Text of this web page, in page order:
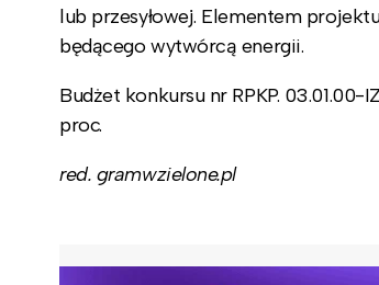
lub przesyłowej. Elementem
będącego wytwórcą energii.
Budżet konkursu nr RPKP.
proc.
red. gramwzielone.pl